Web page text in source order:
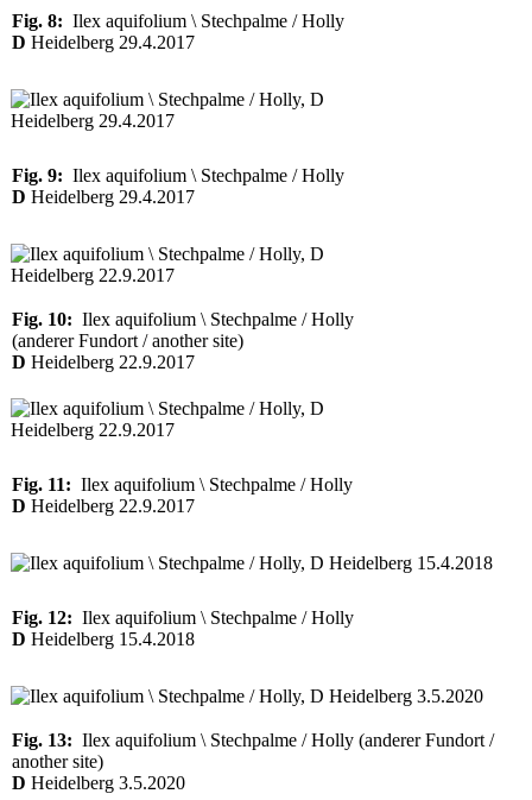
Fig. 8: Ilex aquifolium \ Stechpalme / Holly
D Heidelberg 29.4.2017
Fig. 9: Ilex aquifolium \ Stechpalme / Holly
D Heidelberg 29.4.2017
Fig. 10: Ilex aquifolium \ Stechpalme / Holly
(anderer Fundort / another site)
D Heidelberg 22.9.2017
Fig. 11: Ilex aquifolium \ Stechpalme / Holly
D Heidelberg 22.9.2017
Fig. 12: Ilex aquifolium \ Stechpalme / Holly
D Heidelberg 15.4.2018
Fig. 13: Ilex aquifolium \ Stechpalme / Holly (anderer Fundort /
another site)
D Heidelberg 3.5.2020